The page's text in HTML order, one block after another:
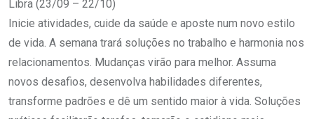
Libra (23/09 – 22/10)
Inicie atividades, cuide da saúde e aposte num novo estilo
de vida. A semana trará soluções no trabalho e harmonia nos
relacionamentos. Mudanças virão para melhor. Assuma
novos desafios, desenvolva habilidades diferentes,
transforme padrões e dê um sentido maior à vida. Soluções